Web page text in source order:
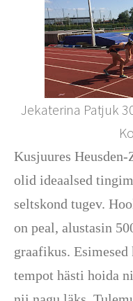
Jekaterina Patjuk
Kusjuures
olid ideaalsed
seltskond tugev.
on peal, alustasin
graafikus.
tempot hästi hoida